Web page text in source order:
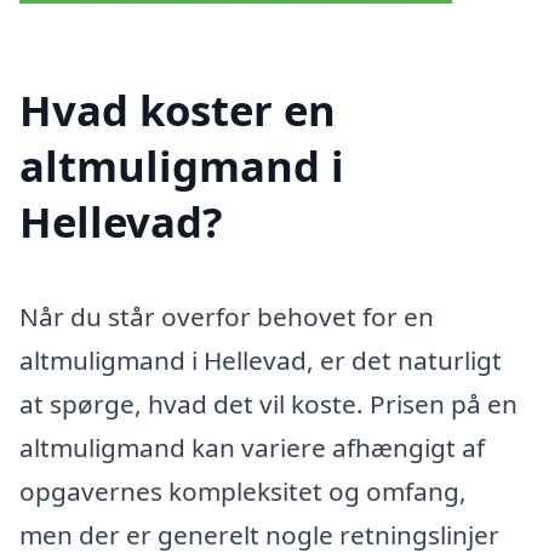
Hvad koster en
altmuligmand i
Hellevad?
Når du står overfor behovet for en
altmuligmand i Hellevad, er det naturligt
at spørge, hvad det vil koste. Prisen på en
altmuligmand kan variere afhængigt af
opgavernes kompleksitet og omfang,
men der er generelt nogle retningslinjer